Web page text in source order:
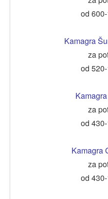
od
Kamagra
za
od
za
od
Kamagra
za
od